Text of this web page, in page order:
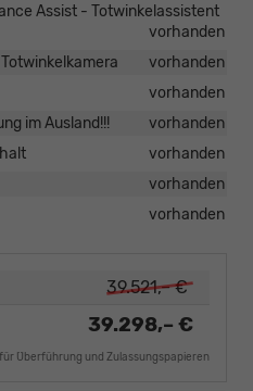
Assist - Totwinkelassistent
vorhanden
vorhanden
vorhanden
im Ausland!!!
vorhanden
vorhanden
vorhanden
vorhanden
39.521,– €
39.298,– €
Überführung und Zulassungspapieren